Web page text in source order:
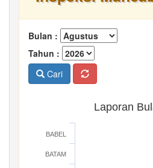
Bulan :
Tahun :
Cari
Laporan
BABEL
BATAM